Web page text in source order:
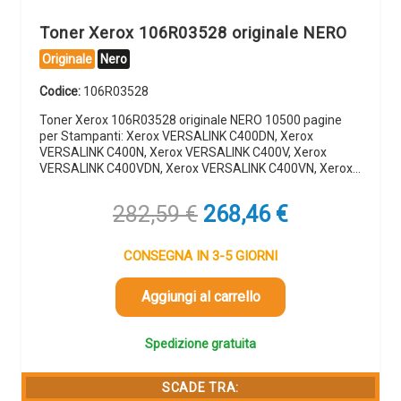
Toner Xerox 106R03528 originale NERO
Originale Nero
Codice: 106R03528
Toner Xerox 106R03528 originale NERO 10500 pagine
per Stampanti: Xerox VERSALINK C400DN, Xerox
VERSALINK C400N, Xerox VERSALINK C400V, Xerox
VERSALINK C400VDN, Xerox VERSALINK C400VN, Xerox…
282,59€ Il
originale
era:
282,59 €.
268,46 €Il
CONSEGNA IN 3-5 GIORNI
Aggiungi al carrello
Spedizione gratuita
SCADE TRA: